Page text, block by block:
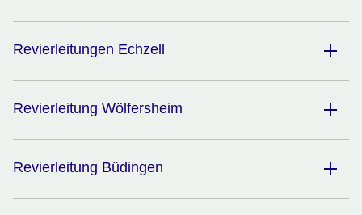
Revierleitungen Echzell
Revierleitung Wölfersheim
Revierleitung Büdingen